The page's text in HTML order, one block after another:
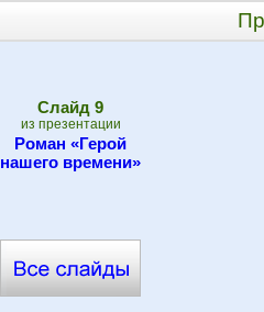
Cлайд 9
из презентации
Роман «Герой
нашего времени»